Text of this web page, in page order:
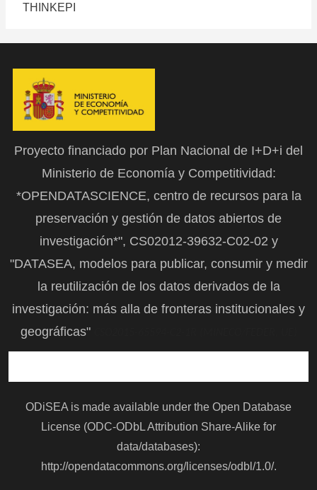
THINKEPI
Proyecto financiado por Plan Nacional de I+D+i del
Ministerio de Economía y Competitividad:
*OPENDATASCIENCE, centro de recursos para la
preservación y gestión de datos abiertos de
investigación*", CS02012-39632-C02-02 y
"DATASEA, modelos para publicar, consumir y medir
la reutilización de los datos derivados de la
investigación: más alla de fronteras institucionales y
geográficas"
ODiSEA is made available under the Open Database
License (ODC-ODbL Attribution Share-Alike for
data/databases):
http://opendatacommons.org/licenses/odbl/1.0/.